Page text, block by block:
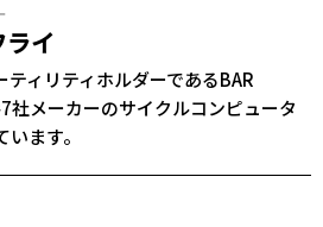
イ
ィリティホルダーであるBAR
社メーカーのサイクルコンピュータ
ます。